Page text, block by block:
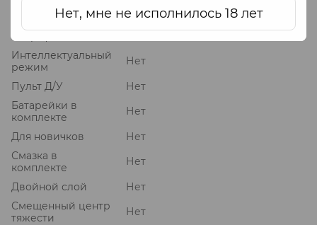
Нет, мне не исполнилось 18 лет
Управление со
смартфона
Нет
Интеллектуальный
режим
Нет
Пульт Д/У
Нет
Батарейки в
комплекте
Нет
Для новичков
Нет
Смазка в
комплекте
Нет
Двойной слой
Нет
Смещенный центр
тяжести
Нет